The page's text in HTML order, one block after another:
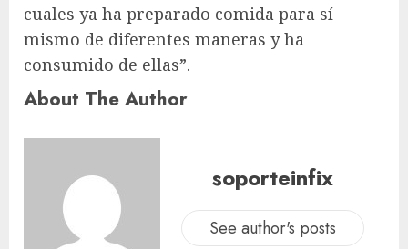
cuales ya ha preparado comida para sí
mismo de diferentes maneras y ha
consumido de ellas”.
About The Author
soporteinfix
See author's posts